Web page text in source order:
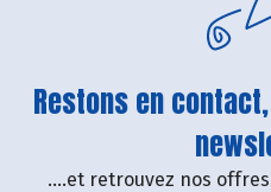
Restons en
....et retrouvez nos